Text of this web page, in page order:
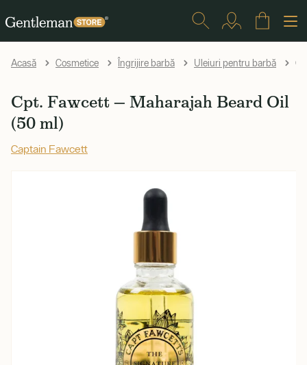
Acasă Cosmetice Îngrijire barbă Uleiuri pentru barbă
Cpt. Fawcett — Maharajah Beard Oil
(50 ml)
Captain Fawcett